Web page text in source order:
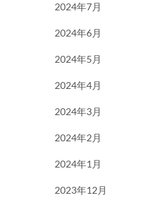
2024年7月
2024年6月
2024年5月
2024年4月
2024年3月
2024年2月
2024年1月
2023年12月